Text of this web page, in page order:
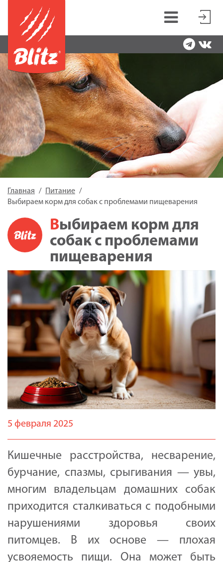
Главная
Питание
Выбираем корм для собак с проблемами пищеварения
Выбираем корм для
собак с проблемами
пищеварения
5 февраля 2025
Кишечные расстройства, несварение,
бурчание, спазмы, срыгивания — увы,
многим владельцам домашних собак
приходится сталкиваться с подобными
нарушениями здоровья своих
питомцев. В их основе — плохая
усвояемость пищи. Она может быть